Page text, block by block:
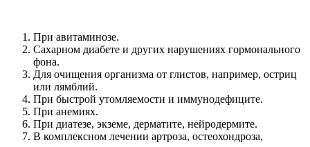
При авитаминозе.
Сахарном диабете и других нарушениях гормонального
фона.
Для очищения организма от глистов, например, остриц
или лямблий.
При быстрой утомляемости и иммунодефиците.
При анемиях.
При диатезе, экземе, дерматите, нейродермите.
В комплексном лечении артроза, остеохондроза,